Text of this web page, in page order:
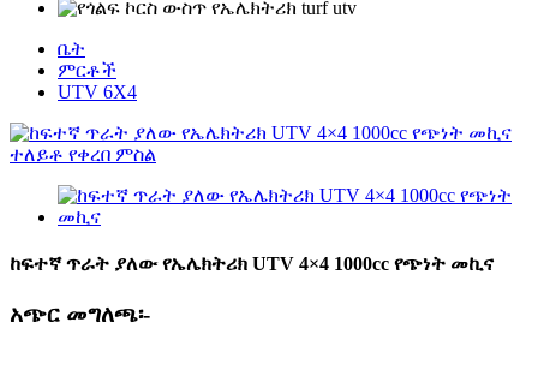
ቤት
ምርቶች
UTV 6X4
ከፍተኛ ጥራት ያለው የኤሌክትሪክ UTV 4×4 1000cc የጭነት መኪና
አጭር መግለጫ፡-